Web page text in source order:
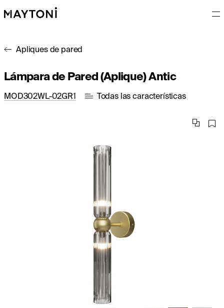
Apliques de pared
Lámpara de Pared (Aplique) Antic
MOD302WL-02GR1 Todas las características